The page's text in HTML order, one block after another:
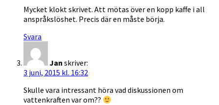
Mycket klokt skrivet. Att mötas över en kopp kaffe i all
anspråkslöshet. Precis där en måste börja.
Svara
Jan skriver:
3 juni, 2015 kl. 16:32
Skulle vara intressant höra vad diskussionen om
vattenkraften var om??